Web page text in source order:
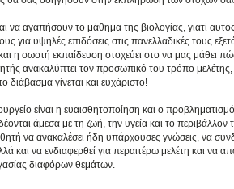
να αγαπήσουν το μάθημα της βιολογίας, γιατί αυτός
για υψηλές επιδόσεις στις πανελλαδικές τους
η σωστή εκπαίδευση στοχεύει στο να μας μάθει
ανακαλύπτει τον προσωπικό του τρόπο
διάβασμα γίνεται και ευχάριστο!
είναι η ευαισθητοποίηση και ο
άμεσα με τη ζωή, την υγεία και το περιβάλλον
να ανακαλέσει ήδη υπάρχουσες γνώσεις, να
και να ενδιαφερθεί για περαιτέρω μελέτη και να
διαφόρων θεμάτων.